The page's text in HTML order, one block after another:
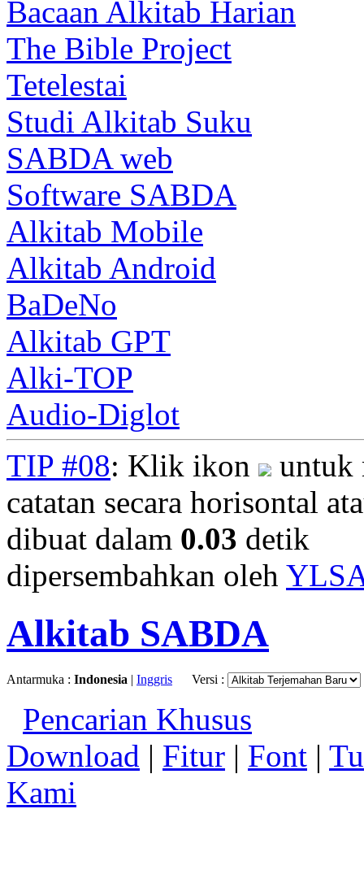
Bacaan Alkitab Harian
The Bible Project
Tetelestai
Studi Alkitab Suku
SABDA web
Software SABDA
Alkitab Mobile
Alkitab Android
BaDeNo
Alkitab GPT
Alki-TOP
Audio-Diglot
TIP #08: Klik ikon
untuk
catatan secara horisontal
dibuat dalam 0.03 detik
dipersembahkan oleh
Alkitab SABDA
Antarmuka : Indonesia | Inggris Versi :
Pencarian Khusus
Download | Fitur | Font |
Kami